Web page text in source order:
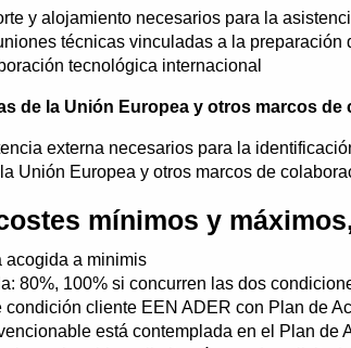
y alojamiento necesarios para la
técnicas vinculadas a la
tecnológica internacional
de la Unión Europea y otros marcos
externa necesarios para la
Unión Europea y otros marcos de
mínimos y
acogida a minimis
80%, 100% si concurren las dos
condición cliente EEN ADER con Plan de
está contemplada en el Plan de